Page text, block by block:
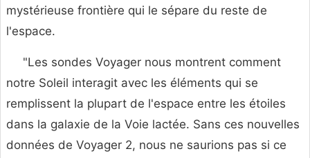
mystérieuse frontière qui le sépare du reste de
l'espace.
"Les sondes Voyager nous montrent comment
notre Soleil interagit avec les éléments qui se
remplissent la plupart de l'espace entre les étoiles
dans la galaxie de la Voie lactée. Sans ces nouvelles
données de Voyager 2, nous ne saurions pas si ce